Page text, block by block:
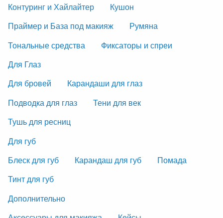
Контуринг и Хайлайтер
Кушон
Праймер и База под макияж
Румяна
Тональные средства
Фиксаторы и спреи
Для Глаз
Для бровей
Карандаши для глаз
Подводка для глаз
Тени для век
Тушь для ресниц
Для губ
Блеск для губ
Карандаш для губ
Помада
Тинт для губ
Дополнительно